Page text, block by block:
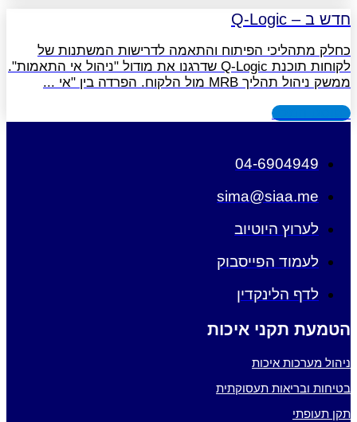
חדש ב – Q-Logic
כחלק מתהליכי הפיתוח והתאמה לדרישות המשתנות של
לקוחות תוכנת Q-Logic שדרגנו את מודול "ניהול אי התאמות".
ממשק ניהול תהליך MRB מול הלקוח. הפרדה בין "אי
לפוסט המלא
04-6904949
sima@siaa.me
לערוץ היוטיוב
לעמוד הפייסבוק
לדף הלינקדין
הטמעת תקני איכות
ניהול מערכות איכות
בטיחות ובריאות תעסוקתית
תקן תעופתי